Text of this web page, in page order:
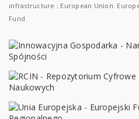
infrastructure ; European Union.
Fund.